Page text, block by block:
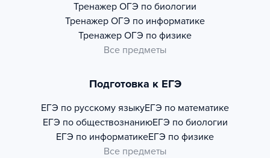
Тренажер ОГЭ по биологии
Тренажер ОГЭ по информатике
Тренажер ОГЭ по физике
Все предметы
Подготовка к ЕГЭ
ЕГЭ по русскому языкуЕГЭ по математике
ЕГЭ по обществознаниюЕГЭ по биологии
ЕГЭ по информатикеЕГЭ по физике
Все предметы